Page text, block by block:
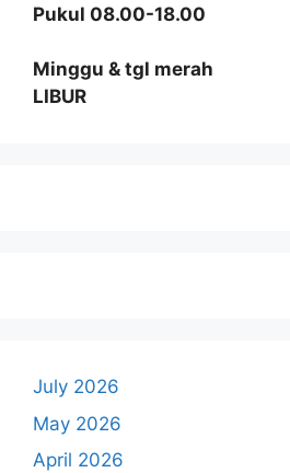
Pukul 08.00-18.00
Minggu & tgl merah
LIBUR
July 2026
May 2026
April 2026